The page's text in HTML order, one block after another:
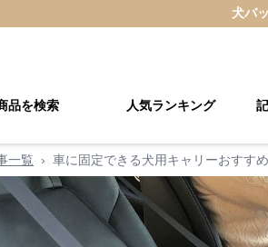
犬バ
品を検索 人気ランキング
一覧 › 車に固定できる犬用キャリーおすす